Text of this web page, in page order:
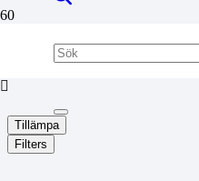
Lasyr
Tillämpa
Filters